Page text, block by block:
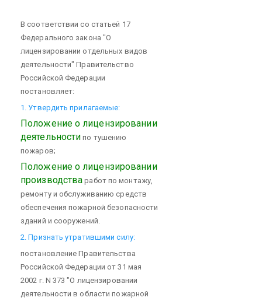
В соответствии со статьей 17
Федерального закона "О
лицензировании отдельных видов
деятельности" Правительство
Российской Федерации
постановляет:
1. Утвердить прилагаемые:
Положение о лицензировании
деятельности по тушению
пожаров;
Положение о лицензировании
производства работ по монтажу,
ремонту и обслуживанию средств
обеспечения пожарной безопасности
зданий и сооружений.
2. Признать утратившими силу:
постановление Правительства
Российской Федерации от 31 мая
2002 г. N 373 "О лицензировании
деятельности в области пожарной